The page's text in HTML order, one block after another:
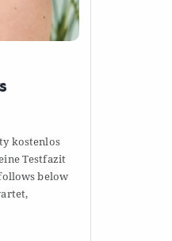
kostenlos
Testfazit
below